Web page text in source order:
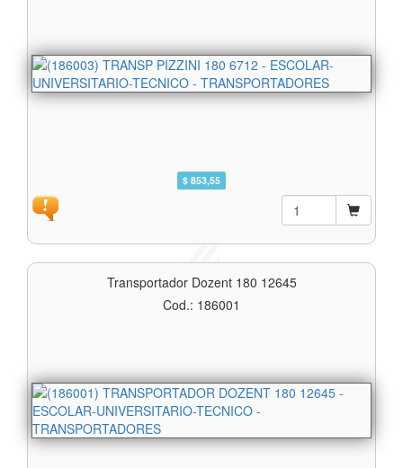
$ 853,55
Transportador Dozent 180 12645
Cod.: 186001